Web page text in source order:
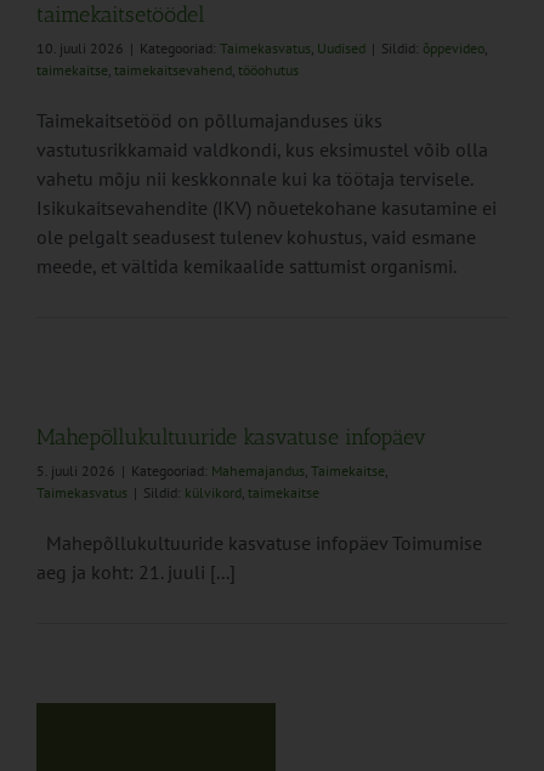
taimekaitsetöödel
10. juuli 2026 | Kategooriad: Taimekasvatus, Uudised | Sildid: õppevideo,
taimekaitse, taimekaitsevahend, tööohutus
Taimekaitsetööd on põllumajanduses üks
vastutusrikkamaid valdkondi, kus eksimustel võib olla
vahetu mõju nii keskkonnale kui ka töötaja tervisele.
Isikukaitsevahendite (IKV) nõuetekohane kasutamine ei
ole pelgalt seadusest tulenev kohustus, vaid esmane
meede, et vältida kemikaalide sattumist organismi.
Mahepõllukultuuride kasvatuse infopäev
5. juuli 2026 | Kategooriad: Mahemajandus, Taimekaitse,
Taimekasvatus | Sildid: külvikord, taimekaitse
Mahepõllukultuuride kasvatuse infopäev Toimumise
aeg ja koht: 21. juuli [...]